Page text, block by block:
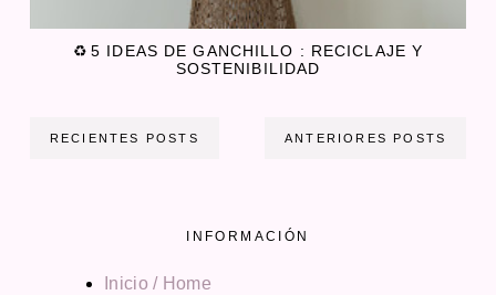
♻️ 5 IDEAS DE GANCHILLO : RECICLAJE Y
SOSTENIBILIDAD
RECIENTES POSTS ANTERIORES POSTS
INFORMACIÓN
Inicio / Home